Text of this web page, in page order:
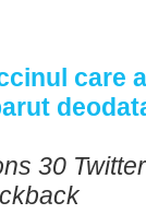
care
30